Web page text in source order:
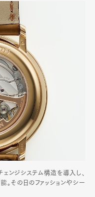
ェンジシステム構造を導入し、
その日のファッションやシー